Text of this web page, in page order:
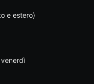
e estero)